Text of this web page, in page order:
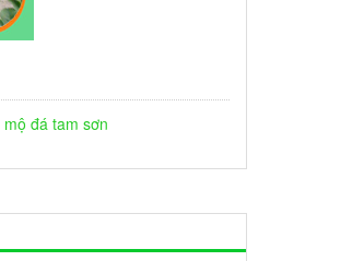
mộ đá tam sơn